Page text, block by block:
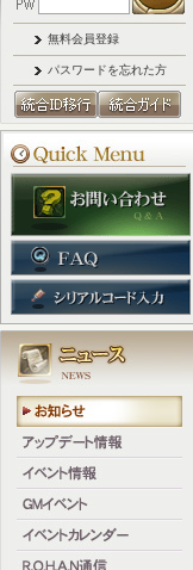
無料会員登録
パスワードを忘れた方